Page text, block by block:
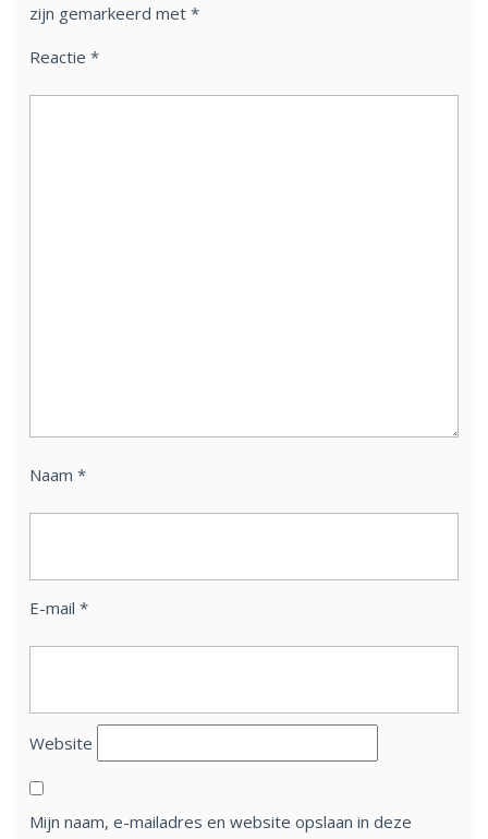
zijn gemarkeerd met *
Reactie *
Naam *
E-mail *
Website
Mijn naam, e-mailadres en website opslaan in deze